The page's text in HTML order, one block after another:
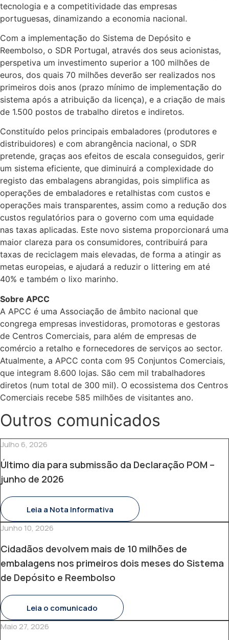
tecnologia e a competitividade das empresas
portuguesas, dinamizando a economia nacional.
Com a implementação do Sistema de Depósito e
Reembolso, o SDR Portugal, através dos seus acionistas,
perspetiva um investimento superior a 100 milhões de
euros, dos quais 70 milhões deverão ser realizados nos
primeiros dois anos (prazo mínimo de implementação do
sistema após a atribuição da licença), e a criação de mais
de 1.500 postos de trabalho diretos e indiretos.
Constituído pelos principais embaladores (produtores e
distribuidores) e com abrangência nacional, o SDR
pretende, graças aos efeitos de escala conseguidos, gerir
um sistema eficiente, que diminuirá a complexidade do
registo das embalagens abrangidas, pois simplifica as
operações de embaladores e retalhistas com custos e
operações mais transparentes, assim como a redução dos
custos regulatórios para o governo com uma equidade
nas taxas aplicadas. Este novo sistema proporcionará uma
maior clareza para os consumidores, contribuirá para
taxas de reciclagem mais elevadas, de forma a atingir as
metas europeias, e ajudará a reduzir o littering em até
40% e também o lixo marinho.
Sobre APCC
A APCC é uma Associação de âmbito nacional que
congrega empresas investidoras, promotoras e gestoras
de Centros Comerciais, para além de empresas de
comércio a retalho e fornecedores de serviços ao sector.
Atualmente, a APCC conta com 95 Conjuntos Comerciais,
que integram 8.600 lojas. São cem mil trabalhadores
diretos (num total de 300 mil). O ecossistema dos Centros
Comerciais recebe 585 milhões de visitantes ano.
Outros comunicados
Julho 6, 2026
Último dia para submissão da Declaração POM –
junho de 2026
Leia a Nota Informativa
Junho 10, 2026
Cidadãos devolvem mais de 10 milhões de
embalagens nos primeiros dois meses do Sistema
de Depósito e Reembolso
Leia o comunicado
Maio 27, 2026